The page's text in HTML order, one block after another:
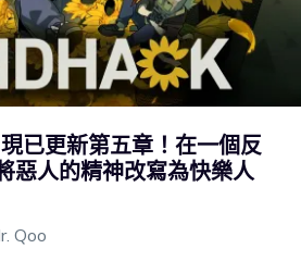
已更新第五章！在一個反
惡人的精神改寫為快樂人
Qoo